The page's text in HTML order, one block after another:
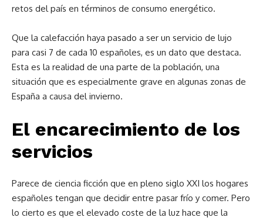
retos del país en términos de consumo energético.
Que la calefacción haya pasado a ser un servicio de lujo
para casi 7 de cada 10 españoles, es un dato que destaca.
Esta es la realidad de una parte de la población, una
situación que es especialmente grave en algunas zonas de
España a causa del invierno.
El encarecimiento de los
servicios
Parece de ciencia ficción que en pleno siglo XXI los hogares
españoles tengan que decidir entre pasar frío y comer. Pero
lo cierto es que el elevado coste de la luz hace que la